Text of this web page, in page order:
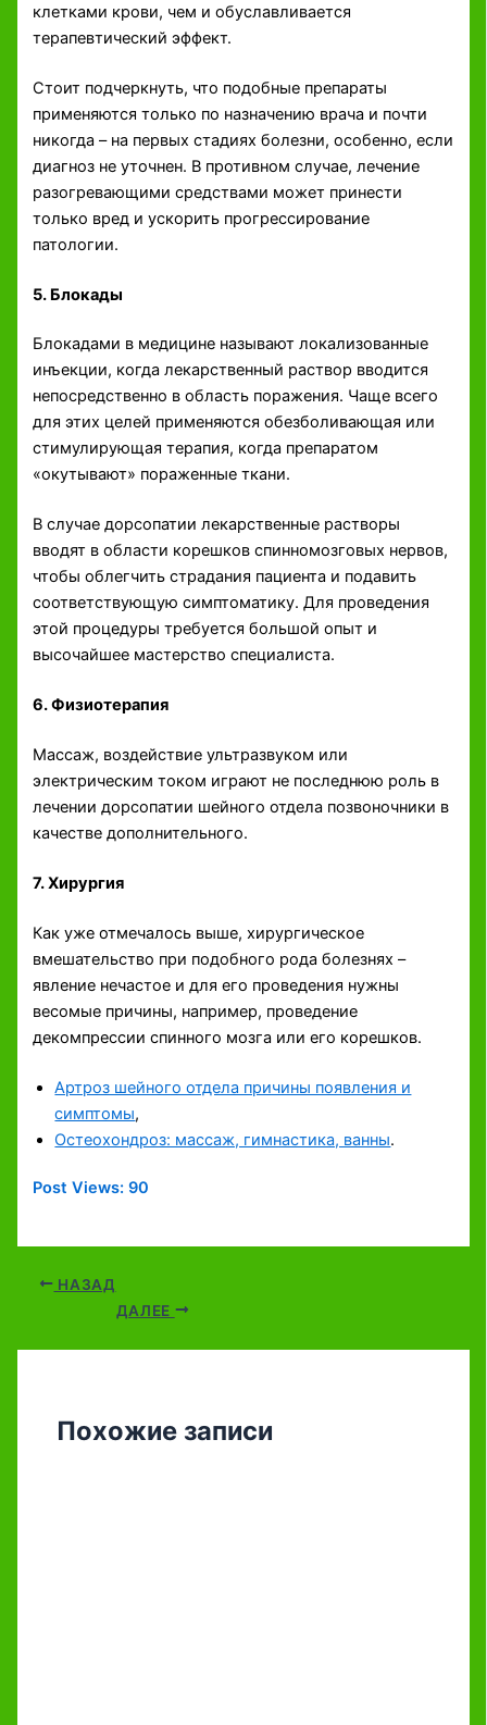
клетками крови, чем и обуславливается
терапевтический эффект.
Стоит подчеркнуть, что подобные препараты
применяются только по назначению врача и почти
никогда – на первых стадиях болезни, особенно, если
диагноз не уточнен. В противном случае, лечение
разогревающими средствами может принести
только вред и ускорить прогрессирование
патологии.
5. Блокады
Блокадами в медицине называют локализованные
инъекции, когда лекарственный раствор вводится
непосредственно в область поражения. Чаще всего
для этих целей применяются обезболивающая или
стимулирующая терапия, когда препаратом
«окутывают» пораженные ткани.
В случае дорсопатии лекарственные растворы
вводят в области корешков спинномозговых нервов,
чтобы облегчить страдания пациента и подавить
соответствующую симптоматику. Для проведения
этой процедуры требуется большой опыт и
высочайшее мастерство специалиста.
6. Физиотерапия
Массаж, воздействие ультразвуком или
электрическим током играют не последнюю роль в
лечении дорсопатии шейного отдела позвоночники в
качестве дополнительного.
7. Хирургия
Как уже отмечалось выше, хирургическое
вмешательство при подобного рода болезнях –
явление нечастое и для его проведения нужны
весомые причины, например, проведение
декомпрессии спинного мозга или его корешков.
Артроз шейного отдела причины появления и
симптомы,
Остеохондроз: массаж, гимнастика, ванны.
Post Views: 90
НАЗАД
ДАЛЕЕ
Похожие записи